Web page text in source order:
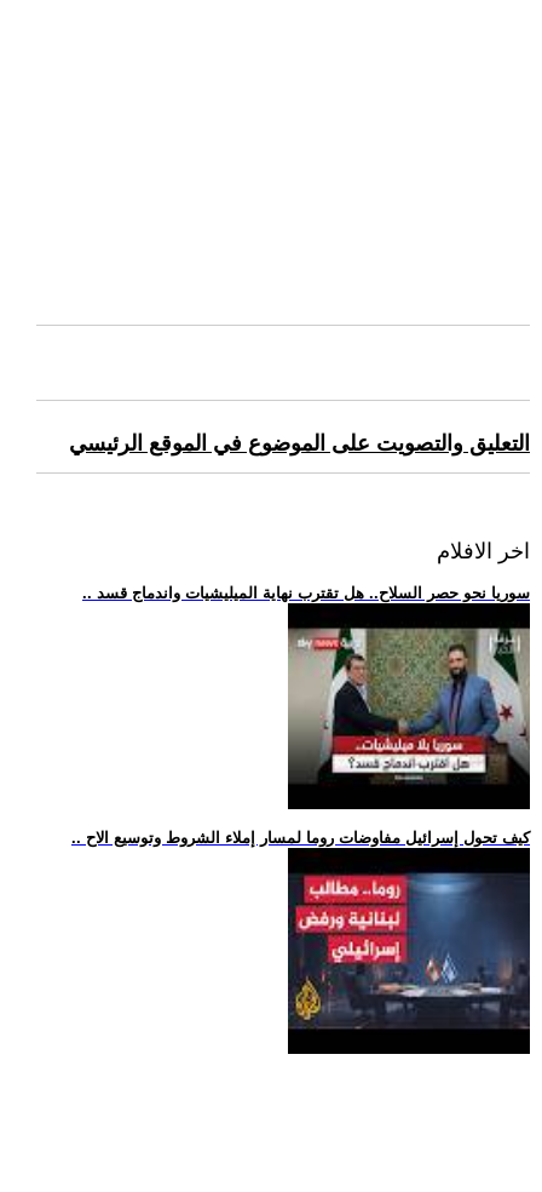
التعليق والتصويت على الموضوع في الموقع الرئيسي
اخر الافلام
.. سوريا نحو حصر السلاح.. هل تقترب نهاية الميليشيات واندماج قسد
.. كيف تحول إسرائيل مفاوضات روما لمسار إملاء الشروط وتوسيع الاح